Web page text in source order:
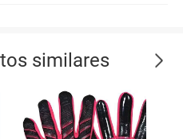
similares